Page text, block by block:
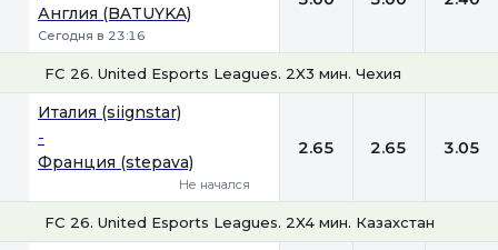
Англия (BATUYKA)
Сегодня в 23:16
FC 26. United Esports Leagues. 2X3 мин. Чехия
Италия (siignstar)
-
Франция (stepava)
Не начался
2.65 2.65 3.05
FC 26. United Esports Leagues. 2X4 мин. Казахстан